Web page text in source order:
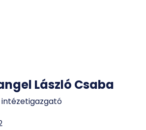
László Csaba